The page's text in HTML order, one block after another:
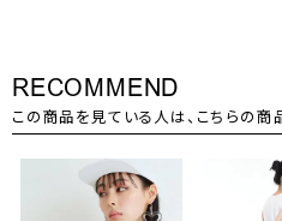
RECOMMEND
この商品を見ている人は、こちらの商